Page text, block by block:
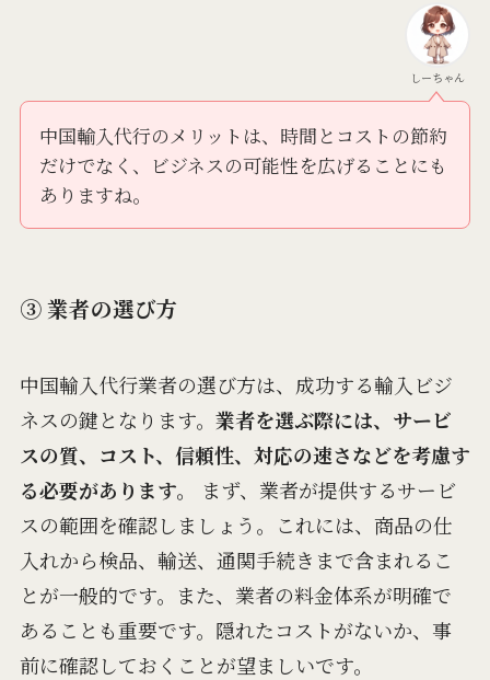
しーちゃん
中国輸入代行のメリットは、時間とコストの節約
だけでなく、ビジネスの可能性を広げることにも
ありますね。
③ 業者の選び方
中国輸入代行業者の選び方は、成功する輸入ビジ
ネスの鍵となります。 業者を選ぶ際には、サービ
スの質、コスト、信頼性、対応の速さなどを考慮す
る必要があります。
まず、業者が提供するサービ
スの範囲を確認しましょう。これには、商品の仕
入れから検品、輸送、通関手続きまで含まれるこ
とが一般的です。また、業者の料金体系が明確で
あることも重要です。隠れたコストがないか、事
前に確認しておくことが望ましいです。